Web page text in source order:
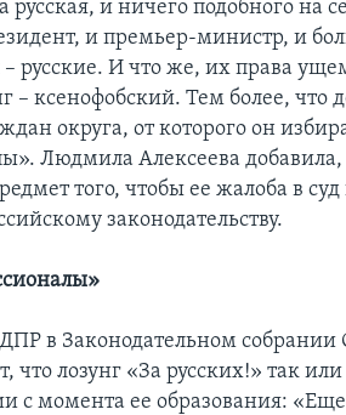
и ничего подобного на
и премьер-министр, и
русские. И что же, их права
– ксенофобский. Тем более, что
округа, от которого он
Людмила Алексеева добавила,
того, чтобы ее жалоба в
законодательству.
в Законодательном собрании
что лозунг «За русских!» так
с момента ее образования: «Еще